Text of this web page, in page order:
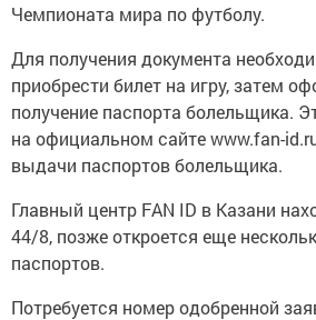
Чемпионата мира по футболу.
Для получения документа
приобрести билет на игру, затем
получение паспорта болельщика.
на официальном сайте www.fan-
выдачи паспортов болельщика.
Главный центр FAN ID в Казани
44/8, позже откроется еще
паспортов.
Потребуется номер одобренной